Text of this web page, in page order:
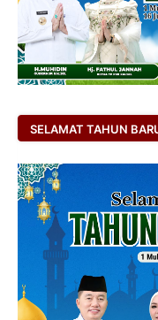
SELAMAT TAHUN